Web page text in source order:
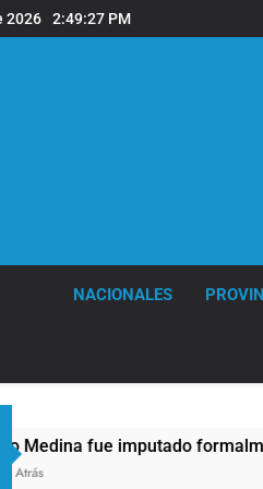
2026 2:49:28 PM
NACIONALES
formalmente por abuso